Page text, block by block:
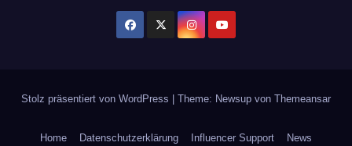
Stolz präsentiert von WordPress Theme: Newsup von Themeansar
Home Datenschutzerklärung Influencer Support News